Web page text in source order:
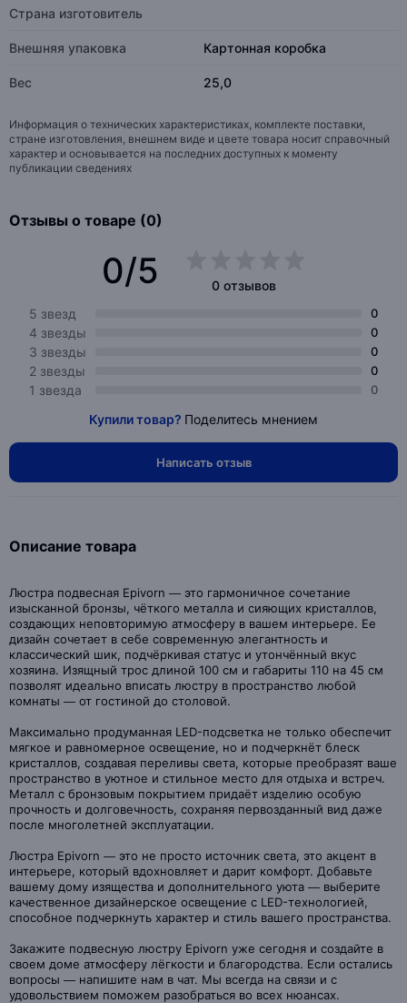
Страна изготовитель
Внешняя упаковка Картонная коробка
Вес 25,0
Информация о технических характеристиках, комплекте поставки,
стране изготовления, внешнем виде и цвете товара носит справочный
характер и основывается на последних доступных к моменту
публикации сведениях
Отзывы о товаре (0)
0/5
0 отзывов
5 звезд
0
4 звезды 0
3 звезды 0
2 звезды 0
1 звезда 0
Купили товар? Поделитесь мнением
Написать отзыв
Описание товара
Люстра подвесная Epivorn — это гармоничное сочетание
изысканной бронзы, чёткого металла и сияющих кристаллов,
создающих неповторимую атмосферу в вашем интерьере. Ее
дизайн сочетает в себе современную элегантность и
классический шик, подчёркивая статус и утончённый вкус
хозяина. Изящный трос длиной 100 см и габариты 110 на 45 см
позволят идеально вписать люстру в пространство любой
комнаты — от гостиной до столовой.
Максимально продуманная LED-подсветка не только обеспечит
мягкое и равномерное освещение, но и подчеркнёт блеск
кристаллов, создавая переливы света, которые преобразят ваше
пространство в уютное и стильное место для отдыха и встреч.
Металл с бронзовым покрытием придаёт изделию особую
прочность и долговечность, сохраняя первозданный вид даже
после многолетней эксплуатации.
Люстра Epivorn — это не просто источник света, это акцент в
интерьере, который вдохновляет и дарит комфорт. Добавьте
вашему дому изящества и дополнительного уюта — выберите
качественное дизайнерское освещение с LED-технологией,
способное подчеркнуть характер и стиль вашего пространства.
Закажите подвесную люстру Epivorn уже сегодня и создайте в
своем доме атмосферу лёгкости и благородства. Если остались
вопросы — напишите нам в чат. Мы всегда на связи и с
удовольствием поможем разобраться во всех нюансах.